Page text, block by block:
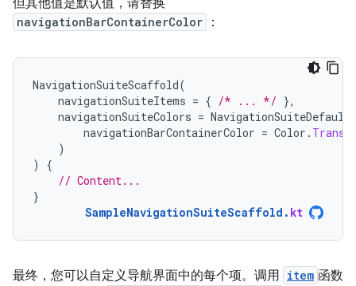
navigationBarContainerColor ：
NavigationSuiteScaffold(
navigationSuiteItems = { /* ... */ },
navigationSuiteColors = NavigationSuiteDefaults
navigationBarContainerColor = Color .
)
)
{
// Content...
}
SampleNavigationSuiteScaffold . kt
最终，您可以自定义导航界面中的每个项。调用 item 函数